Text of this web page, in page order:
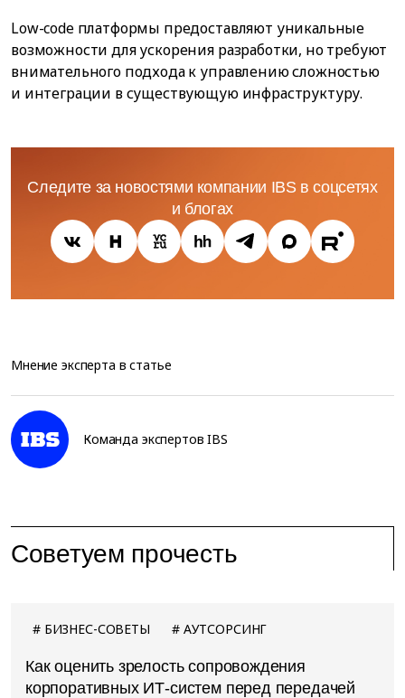
Low-code платформы предоставляют уникальные
возможности для ускорения разработки, но требуют
внимательного подхода к управлению сложностью
и интеграции в существующую инфраструктуру.
Следите за новостями компании IBS в соцсетях
и блогах
Мнение эксперта в статье
Команда экспертов IBS
Советуем прочесть
БИЗНЕС-СОВЕТЫ АУТСОРСИНГ
Как оценить зрелость сопровождения
корпоративных ИТ-систем перед передачей